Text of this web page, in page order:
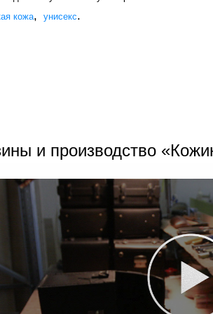
кожа, унисекс.
и производство